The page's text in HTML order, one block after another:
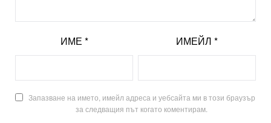
ИМЕ * ИМЕЙЛ *
Запазване на името, имейл адреса и уебсайта ми в този браузър
за следващия път когато коментирам.